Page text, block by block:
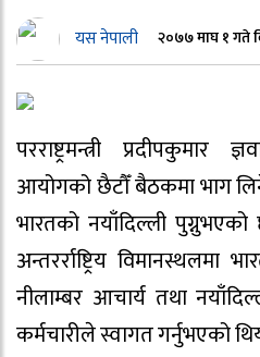
यस नेपाली २०७७ माघ १ गते
परराष्ट्रमन्त्री
आयोगको छैटौँ बैठकमा भाग
भारतको नयाँदिल्ली पुग्नुभएको
अन्तरर्राष्ट्रिय विमानस्थलमा
नीलाम्बर आचार्य तथा
कर्मचारीले स्वागत गर्नुभएको